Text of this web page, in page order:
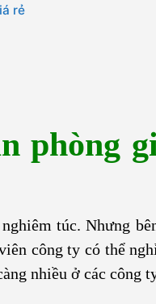
rẻ
phòng
túc. Nhưng
công ty có thể
nhiều ở các công